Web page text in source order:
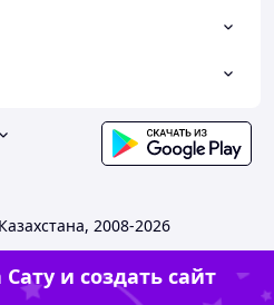
2008-2026
и создать сайт